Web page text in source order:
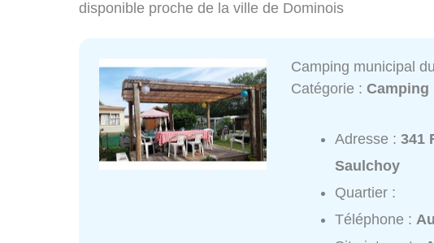
disponible proche de la ville de Dominois
Camping municipal
Catégorie :Camping
Adresse :341
Saulchoy
Quartier :
Téléphone :